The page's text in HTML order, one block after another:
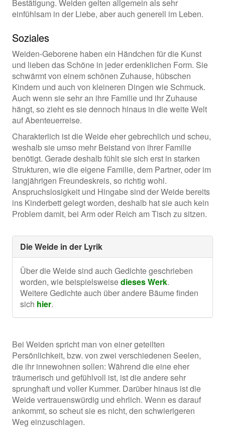
Bestätigung. Weiden gelten allgemein als sehr
einfühlsam in der Liebe, aber auch generell im Leben.
Soziales
Weiden-Geborene haben ein Händchen für die Kunst
und lieben das Schöne in jeder erdenklichen Form. Sie
schwärmt von einem schönen Zuhause, hübschen
Kindern und auch von kleineren Dingen wie Schmuck.
Auch wenn sie sehr an ihre Familie und ihr Zuhause
hängt, so zieht es sie dennoch hinaus in die weite Welt
auf Abenteuerreise.
Charakterlich ist die Weide eher gebrechlich und scheu,
weshalb sie umso mehr Beistand von ihrer Familie
benötigt. Gerade deshalb fühlt sie sich erst in starken
Strukturen, wie die eigene Familie, dem Partner, oder im
langjährigen Freundeskreis, so richtig wohl.
Anspruchslosigkeit und Hingabe sind der Weide bereits
ins Kinderbett gelegt worden, deshalb hat sie auch kein
Problem damit, bei Arm oder Reich am Tisch zu sitzen.
Die Weide in der Lyrik
Über die Weide sind auch Gedichte geschrieben
worden, wie beispielsweisedieses Werk.
Weitere Gedichte auch über andere Bäume finden
sich hier.
Bei Weiden spricht man von einer geteilten
Persönlichkeit, bzw. von zwei verschiedenen Seelen,
die ihr innewohnen sollen: Während die eine eher
träumerisch und gefühlvoll ist, ist die andere sehr
sprunghaft und voller Kummer. Darüber hinaus ist die
Weide vertrauenswürdig und ehrlich. Wenn es darauf
ankommt, so scheut sie es nicht, den schwierigeren
Weg einzuschlagen.